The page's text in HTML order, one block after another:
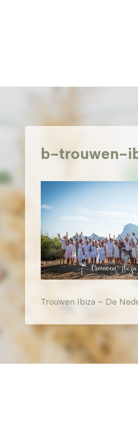
b-trouwen-
Trouwen Ibiza – De